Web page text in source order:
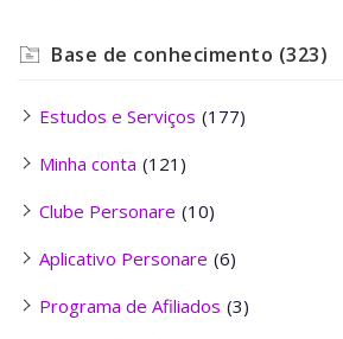
Base de conhecimento (323)
Estudos e Serviços (177)
Minha conta (121)
Clube Personare (10)
Aplicativo Personare (6)
Programa de Afiliados (3)